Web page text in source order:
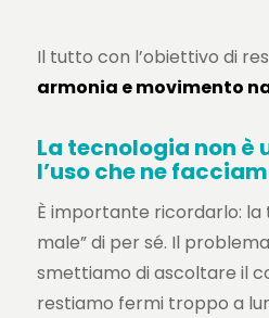
Il tutto con l’obiettivo di
armonia e movimento
La tecnologia non è
l’uso che ne
È importante ricordarlo: la
male” di per sé. Il
smettiamo di ascoltare il
restiamo fermi troppo a